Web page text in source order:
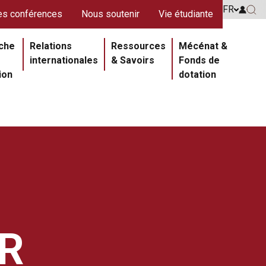
Relations
internationales
Ressources
& Savoirs
Mécénat &
Fonds de
dotation
rouges
conférences Nous soutenir Vie étudiante FR Go to
Go